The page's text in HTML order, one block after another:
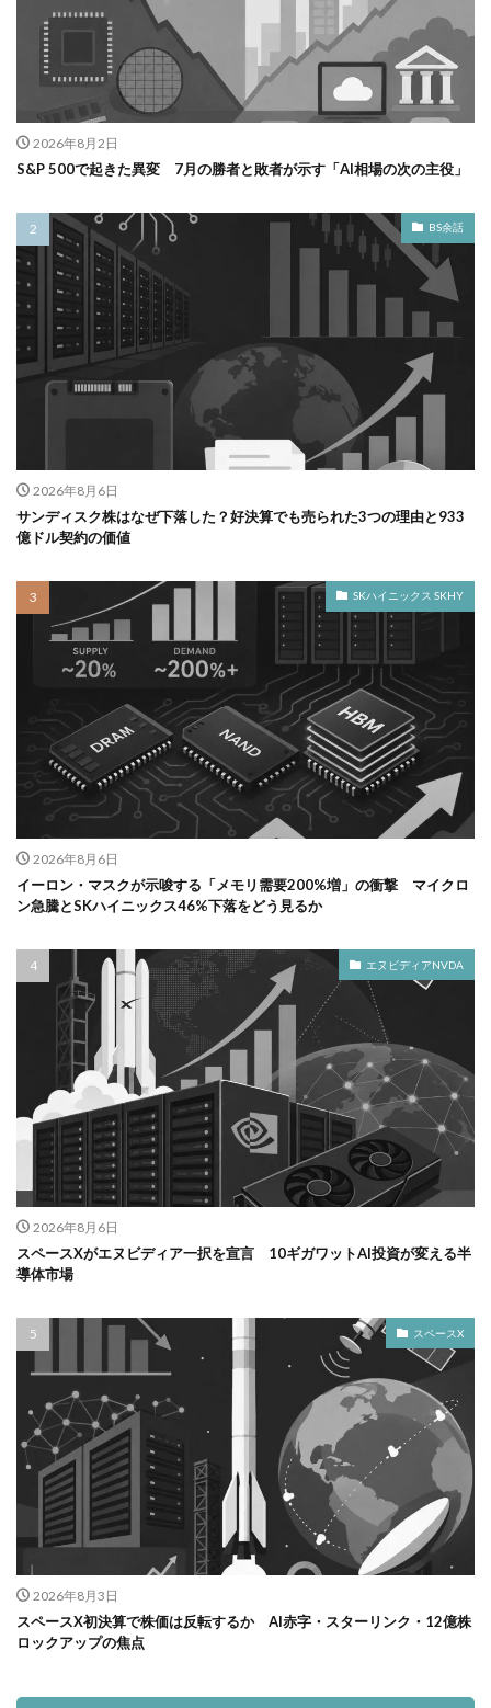
2026年8月2日
S&P 500で起きた異変 7月の勝者と敗者が示す「AI相場の次の主役」
BS余話
2026年8月6日
サンディスク株はなぜ下落した？好決算でも売られた3つの理由と933
億ドル契約の価値
SKハイニックス SKHY
2026年8月6日
イーロン・マスクが示唆する「メモリ需要200%増」の衝撃 マイクロ
ン急騰とSKハイニックス46%下落をどう見るか
エヌビディアNVDA
2026年8月6日
スペースXがエヌビディア一択を宣言 10ギガワットAI投資が変える半
導体市場
スペースX
2026年8月3日
スペースX初決算で株価は反転するか AI赤字・スターリンク・12億株
ロックアップの焦点